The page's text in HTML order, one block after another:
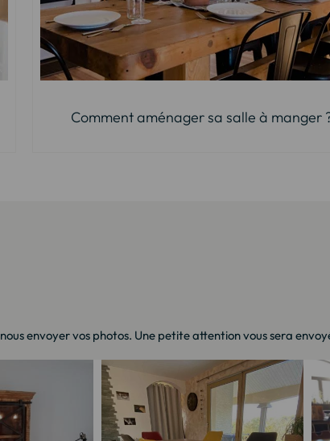
Comment aménager sa salle à manger
envoyer vos photos. Une petite attention vous sera